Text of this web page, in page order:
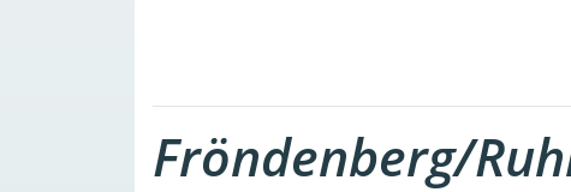
Fröndenberg/